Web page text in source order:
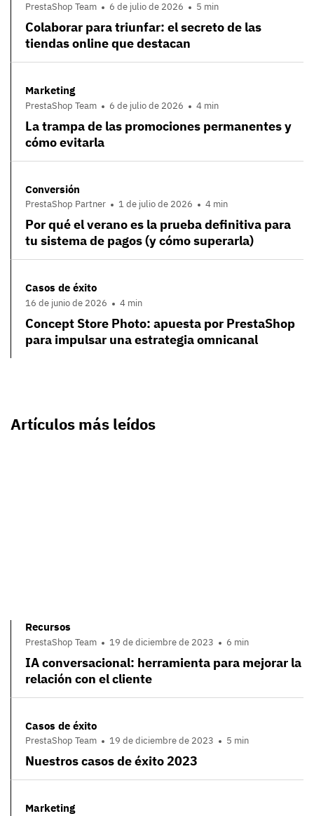
PrestaShop Team 6 de julio de 2026 5 min
Colaborar para triunfar: el secreto de las
tiendas online que destacan
Marketing
PrestaShop Team 6 de julio de 2026 4 min
La trampa de las promociones permanentes y
cómo evitarla
Conversión
PrestaShop Partner 1 de julio de 2026 4 min
Por qué el verano es la prueba definitiva para
tu sistema de pagos (y cómo superarla)
Casos de éxito
16 de junio de 2026 4 min
Concept Store Photo: apuesta por PrestaShop
para impulsar una estrategia omnicanal
Artículos más leídos
Recursos
PrestaShop Team 19 de diciembre de 2023 6 min
IA conversacional: herramienta para mejorar la
relación con el cliente
Casos de éxito
PrestaShop Team 19 de diciembre de 2023 5 min
Nuestros casos de éxito 2023
Marketing